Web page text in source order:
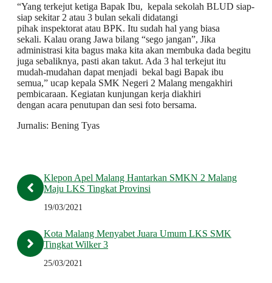
“Yang terkejut ketiga Bapak Ibu, kepala sekolah BLUD siap-
siap sekitar 2 atau 3 bulan sekali didatangi
pihak inspektorat atau BPK. Itu sudah hal yang biasa
sekali. Kalau orang Jawa bilang “sego jangan”, Jika
administrasi kita bagus maka kita akan membuka dada begitu
juga sebaliknya, pasti akan takut. Ada 3 hal terkejut itu
mudah-mudahan dapat menjadi bekal bagi Bapak ibu
semua,” ucap kepala SMK Negeri 2 Malang mengakhiri
pembicaraan. Kegiatan kunjungan kerja diakhiri
dengan acara penutupan dan sesi foto bersama.
Jurnalis: Bening Tyas
Klepon Apel Malang Hantarkan SMKN 2 Malang
Maju LKS Tingkat Provinsi
19/03/2021
Kota Malang Menyabet Juara Umum LKS SMK
Tingkat Wilker 3
25/03/2021